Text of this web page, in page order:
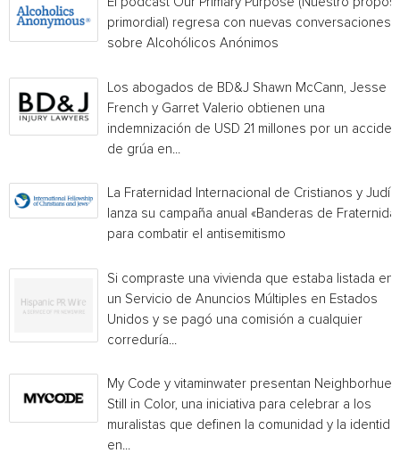
primordial) regresa con nuevas conversaciones
sobre Alcohólicos Anónimos
Los abogados de BD&J Shawn McCann, Jesse
French y Garret Valerio obtienen una
indemnización de USD 21 millones por un
de grúa en...
La Fraternidad Internacional de Cristianos y
lanza su campaña anual «Banderas de
para combatir el antisemitismo
Si compraste una vivienda que estaba listada en
un Servicio de Anuncios Múltiples en Estados
Unidos y se pagó una comisión a cualquier
correduría...
My Code y vitaminwater presentan Neighborhue:
Still in Color, una iniciativa para celebrar a los
muralistas que definen la comunidad y la
en...